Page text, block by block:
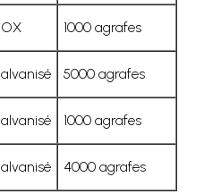
1000 agrafes
5000 agrafes
1000 agrafes
4000 agrafes